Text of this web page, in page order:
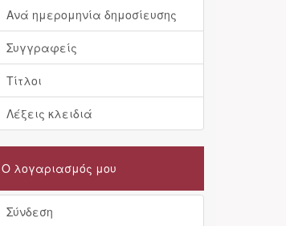
Ανά ημερομηνία δημοσίευσης
Συγγραφείς
Τίτλοι
Λέξεις κλειδιά
Ο λογαριασμός μου
Σύνδεση